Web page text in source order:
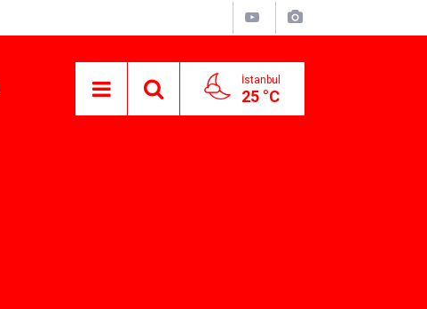
İstanbul
25 °C